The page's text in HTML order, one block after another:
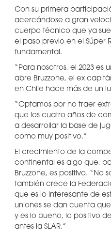
Con su primera
acercándose a gran
cuerpo técnico que ya
el paso previo en el Súper
fundamental.
“Para nosotros, el 2023 es
abre Bruzzone, el ex
en Chile hace más de un
“Optamos por no traer
que los cuatro años de
a desarrollar la base de
como muy positivo.”
El crecimiento de la
continental es algo que,
Bruzzone, es positivo. “No
también crece la
que es lo interesante de
uniones se dan cuenta
y es lo bueno, lo positivo
antes la SLAR.”